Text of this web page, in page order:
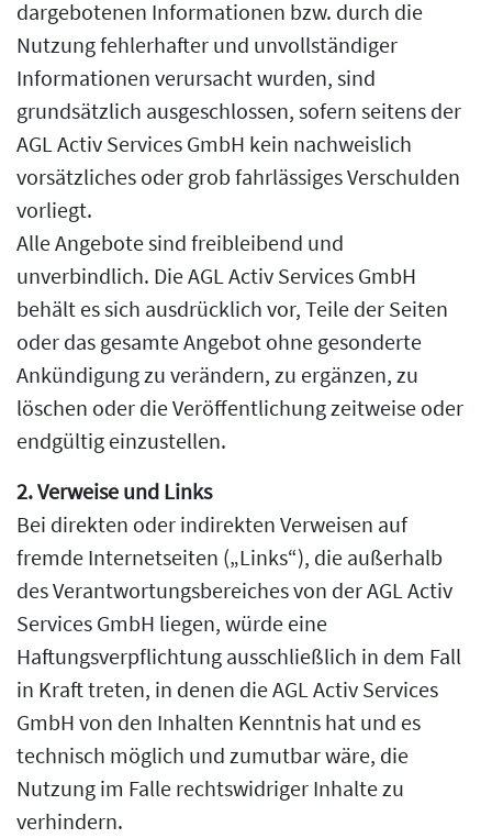
dargebotenen Informationen bzw. durch die
Nutzung fehlerhafter und unvollständiger
Informationen verursacht wurden, sind
grundsätzlich ausgeschlossen, sofern seitens der
AGL Activ Services GmbH kein nachweislich
vorsätzliches oder grob fahrlässiges Verschulden
vorliegt.
Alle Angebote sind freibleibend und
unverbindlich. Die AGL Activ Services GmbH
behält es sich ausdrücklich vor, Teile der Seiten
oder das gesamte Angebot ohne gesonderte
Ankündigung zu verändern, zu ergänzen, zu
löschen oder die Veröffentlichung zeitweise oder
endgültig einzustellen.
2. Verweise und Links
Bei direkten oder indirekten Verweisen auf
fremde Internetseiten („Links“), die außerhalb
des Verantwortungsbereiches von der AGL Activ
Services GmbH liegen, würde eine
Haftungsverpflichtung ausschließlich in dem Fall
in Kraft treten, in denen die AGL Activ Services
GmbH von den Inhalten Kenntnis hat und es
technisch möglich und zumutbar wäre, die
Nutzung im Falle rechtswidriger Inhalte zu
verhindern.